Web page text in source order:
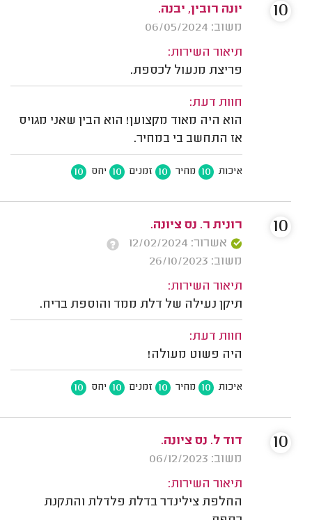
יונה רובין, יבנה.
משוב: 06/05/2024
תיאור השירות:
פריצת מנעול לכספת.
חוות דעת:
הוא היה מאוד מקצוען! הוא הבין שאני מגויס
אז התחשב בי במחיר.
איכות 10 מחיר 10 זמנים 10 יחס 10
10
רונית ר. נס ציונה.
אשרור: 12/02/2024
משוב: 26/10/2023
תיאור השירות:
תיקן נעילה של דלת ממד והוספת בריח.
חוות דעת:
היה פשוט מעולה!
איכות 10 מחיר 10 זמנים 10 יחס 10
10
דוד ל. נס ציונה.
משוב: 06/12/2023
תיאור השירות:
החלפת צילינדר בדלת פלדלת והתקנת
10